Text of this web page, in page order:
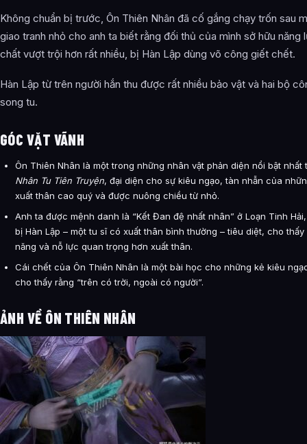
Không chuẩn bị trước, Ôn Thiên Nhân đã cố gắng chạy trốn sau
giao tranh nhỏ cho anh ta biết rằng đối thủ của mình sở hữu năng
chất vượt trội hơn rất nhiều, bị Hàn Lập dùng võ công giết chết.
Hàn Lập từ trên người hắn thu được rất nhiều bảo vật và hai bộ
song tu.
GÓC VẶT VÃNH
Ôn Thiên Nhân là một trong những nhân vật phản diện nổi bật
Nhân Tu Tiên Truyện, đại diện cho sự kiêu ngạo, tàn nhẫn của
xuất thân cao quý và được nuông chiều từ nhỏ.
Anh ta được mệnh danh là “Kết Đan đệ nhất nhân” ở Loạn Tinh
bị Hàn Lập – một tu sĩ có xuất thân bình thường – tiêu diệt, cho thấy
năng và nỗ lực quan trọng hơn xuất thân.
Cái chết của Ôn Thiên Nhân là một bài học cho những kẻ kiêu
cho thấy rằng “trên có trời, ngoài có người”.
ẢNH VỀ ÔN THIÊN NHÂN